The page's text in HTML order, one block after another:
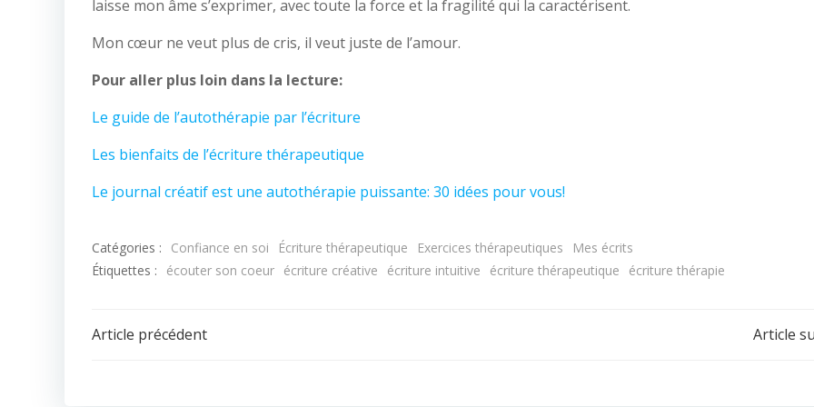
laisse mon âme s’exprimer, avec toute la force et la fragilité qui la caractérisent.
Mon cœur ne veut plus de cris, il veut juste de l’amour.
Pour aller plus loin dans la lecture:
Le guide de l’autothérapie par l’écriture
Les bienfaits de l’écriture thérapeutique
Le journal créatif est une autothérapie puissante: 30 idées pour vous!
Catégories : Confiance en soi Écriture thérapeutique Exercices thérapeutiques
Mes écrits
Étiquettes :
écouter son coeur écriture créative écriture intuitive écriture thérapeutique écriture thérapie
Article précédent Article